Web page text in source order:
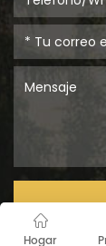
Hogar